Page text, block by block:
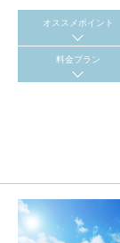
オススメポイント
料金プラン